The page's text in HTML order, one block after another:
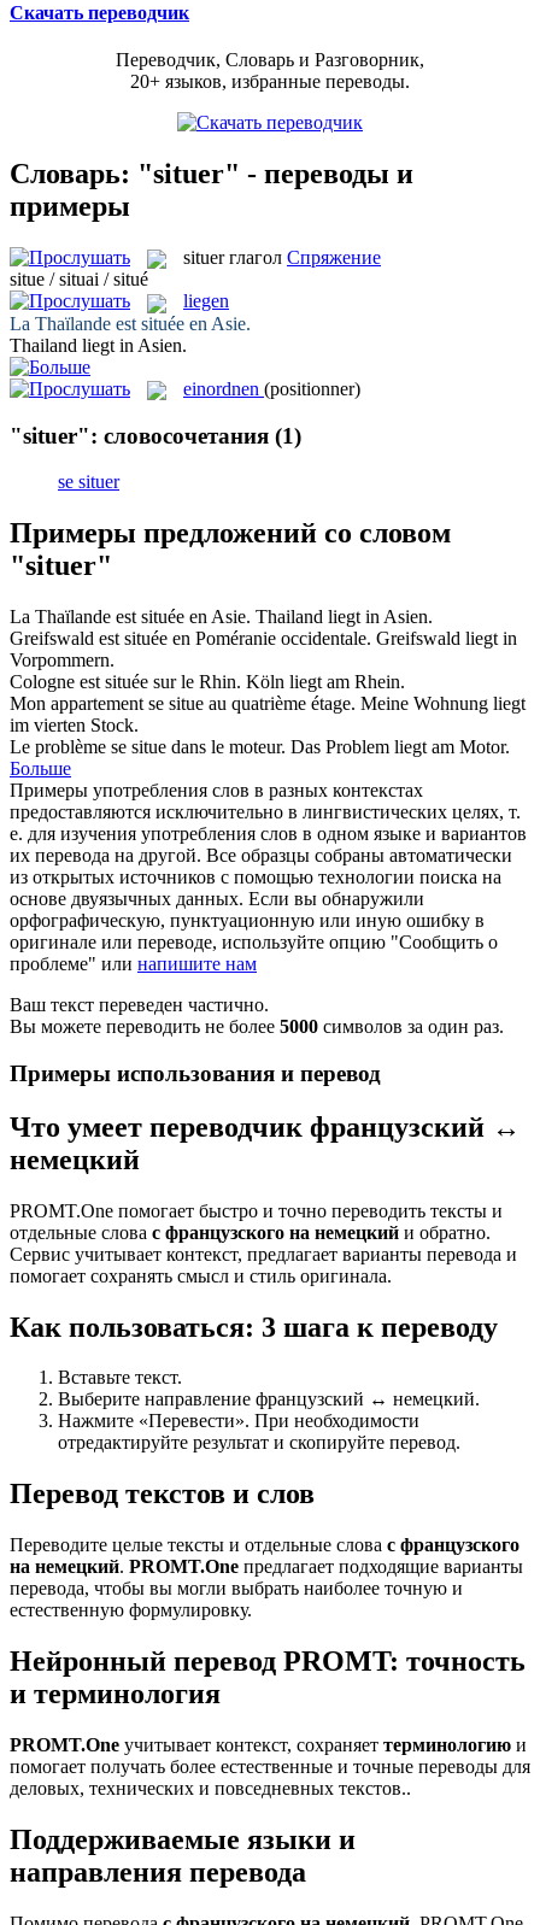
Скачать переводчик
Переводчик, Словарь и Разговорник,
20+ языков, избранные переводы.
Словарь: "situer" - переводы и
примеры
situer глагол Спряжение
situe / situai / situé
liegen
La Thaïlande est située en Asie.
Thailand liegt in Asien.
einordnen (positionner)
"situer": словосочетания (1)
se situer
Примеры предложений со словом
"situer"
La Thaïlande est située en Asie. Thailand liegt in Asien.
Greifswald est située en Poméranie occidentale. Greifswald liegt in
Vorpommern.
Cologne est située sur le Rhin. Köln liegt am Rhein.
Mon appartement se situe au quatrième étage. Meine Wohnung liegt
im vierten Stock.
Le problème se situe dans le moteur. Das Problem liegt am Motor.
Больше
Примеры употребления слов в разных контекстах
предоставляются исключительно в лингвистических целях, т.
е. для изучения употребления слов в одном языке и вариантов
их перевода на другой. Все образцы собраны автоматически
из открытых источников с помощью технологии поиска на
основе двуязычных данных. Если вы обнаружили
орфографическую, пунктуационную или иную ошибку в
оригинале или переводе, используйте опцию "Сообщить о
проблеме" или напишите нам
Ваш текст переведен частично.
Вы можете переводить не более 5000 символов за один раз.
Примеры использования и перевод
Что умеет переводчик французский ↔
немецкий
PROMT.One помогает быстро и точно переводить тексты и
отдельные слова с французского на немецкий и обратно.
Сервис учитывает контекст, предлагает варианты перевода и
помогает сохранять смысл и стиль оригинала.
Как пользоваться: 3 шага к переводу
Вставьте текст.
Выберите направление французский ↔ немецкий.
Нажмите «Перевести». При необходимости
отредактируйте результат и скопируйте перевод.
Перевод текстов и слов
Переводите целые тексты и отдельные слова с французского
на немецкий. PROMT.One предлагает подходящие варианты
перевода, чтобы вы могли выбрать наиболее точную и
естественную формулировку.
Нейронный перевод PROMT: точность
и терминология
PROMT.One учитывает контекст, сохраняет терминологию и
помогает получать более естественные и точные переводы для
деловых, технических и повседневных текстов..
Поддерживаемые языки и
направления перевода